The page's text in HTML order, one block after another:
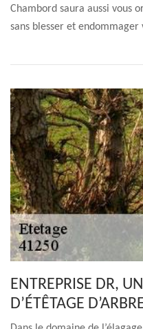
Chambord saura aussi vous
sans blesser et
ENTREPRISE DR,
D’ÉTÊTAGE